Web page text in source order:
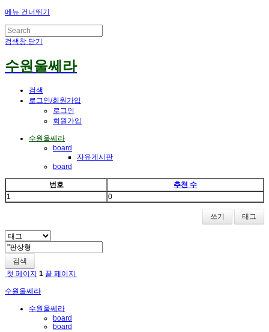
메뉴 건너뛰기
검색창 닫기
수원울쎄라
검색
로그인/회원가입
로그인
회원가입
수원울쎄라
board
자유게시판
board
번호
추천 수
1
0
쓰기 태그
검색
첫 페이지 1 끝 페이지
수원울쎄라
수원울쎄라
board
board